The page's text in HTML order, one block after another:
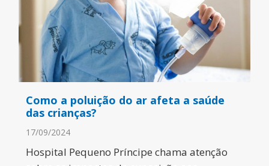
Como a poluição do ar afeta a saúde
das crianças?
17/09/2024
Hospital Pequeno Príncipe chama atenção